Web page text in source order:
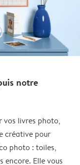
notre
vos livres photo,
créative pour
photo : toiles,
encore. Elle vous